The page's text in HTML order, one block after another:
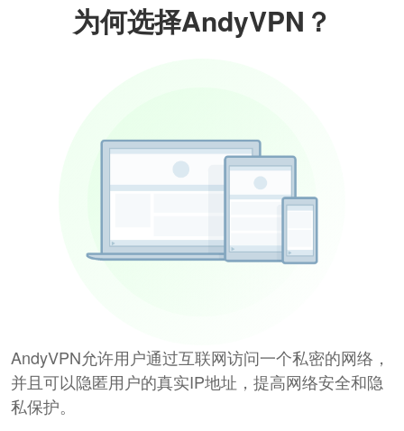
为何选择AndyVPN？
AndyVPN允许用户通过互联网访问一个私密的网络，
并且可以隐匿用户的真实IP地址，提高网络安全和隐
私保护。